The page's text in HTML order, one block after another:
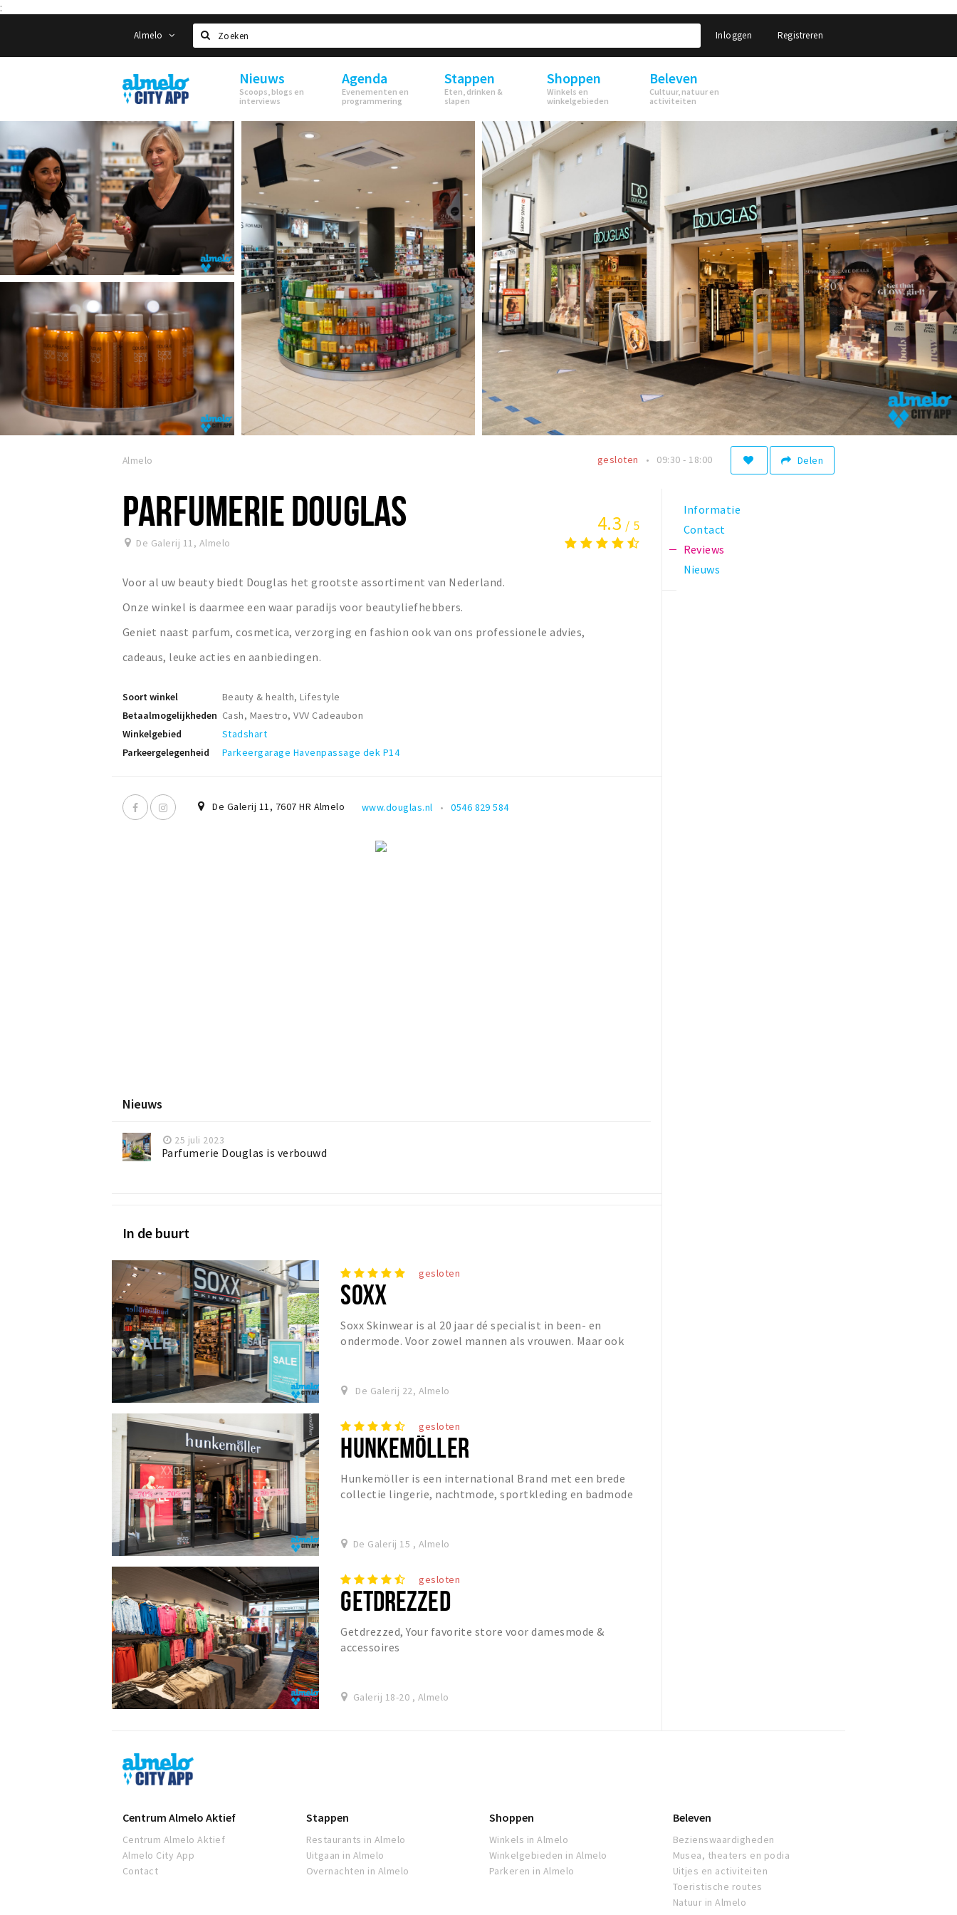
:
Almelo
Zoeken
Inloggen Registreren
Almelo
City
App
Nieuws
Scoops, blogs en
interviews
Agenda
Evenementen en
programmering
Stappen
Eten, drinken &
slapen
Shoppen
Winkels en
winkelgebieden
Beleven
Cultuur, natuur en
activiteiten
Almelo Delen
gesloten 09:30 - 18:00
PARFUMERIE DOUGLAS
De Galerij 11, Almelo
4.3 / 5
Voor al uw beauty biedt Douglas het grootste assortiment van Nederland.
Onze winkel is daarmee een waar paradijs voor beautyliefhebbers.
Geniet naast parfum, cosmetica, verzorging en fashion ook van ons professionele advies,
cadeaus, leuke acties en aanbiedingen.
Soort winkel
Beauty & health, Lifestyle
Betaalmogelijkheden Cash, Maestro, VVV Cadeaubon
Winkelgebied
Stadshart
Parkeergelegenheid
Parkeergarage Havenpassage dek P14
De Galerij 11, 7607 HR Almelo www.douglas.nl 0546 829 584
Nieuws
25 juli 2023
Parfumerie Douglas is verbouwd
In de buurt
gesloten
SOXX
Soxx Skinwear is al 20 jaar dé specialist in been- en
ondermode. Voor zowel mannen als vrouwen. Maar ook
De Galerij 22, Almelo
gesloten
HUNKEMÖLLER
Hunkemöller is een international Brand met een brede
collectie lingerie, nachtmode, sportkleding en badmode
De Galerij 15 , Almelo
gesloten
GETDREZZED
Getdrezzed, Your favorite store voor damesmode &
accessoires
Galerij 18-20 , Almelo
Informatie
Contact
Reviews
Nieuws
Almelo
City
App
Centrum Almelo Aktief
Centrum Almelo Aktief
Almelo City App
Contact
Stappen
Restaurants in Almelo
Uitgaan in Almelo
Overnachten in Almelo
Shoppen
Winkels in Almelo
Winkelgebieden in Almelo
Parkeren in Almelo
Beleven
Bezienswaardigheden
Musea, theaters en podia
Uitjes en activiteiten
Toeristische routes
Natuur in Almelo